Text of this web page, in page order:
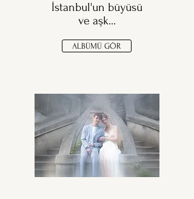
İstanbul'un büyüsü
ve aşk...
ALBÜMÜ GÖR